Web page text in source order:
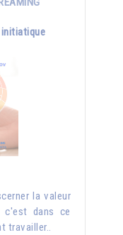
la valeur
c'est dans ce
travailler..